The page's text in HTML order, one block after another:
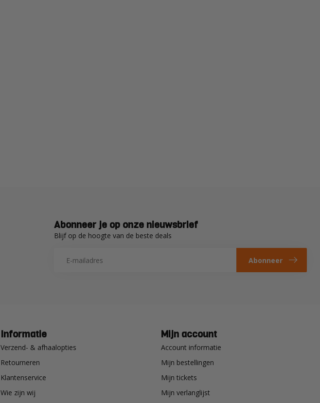
Abonneer je op onze nieuwsbrief
Blijf op de hoogte van de beste deals
Abonneer
Informatie
Verzend- & afhaalopties
Retourneren
Klantenservice
Wie zijn wij
Mijn account
Account informatie
Mijn bestellingen
Mijn tickets
Mijn verlanglijst